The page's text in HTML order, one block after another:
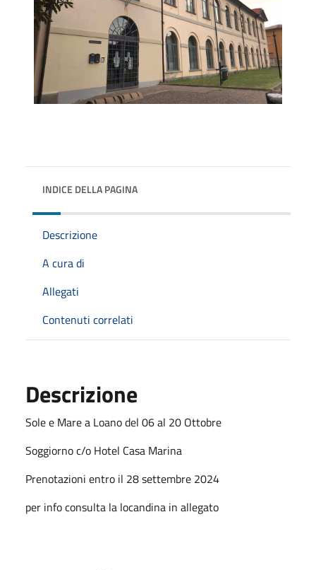
INDICE DELLA PAGINA
Descrizione
A cura di
Allegati
Contenuti correlati
Descrizione
Sole e Mare a Loano del 06 al 20 Ottobre
Soggiorno c/o Hotel Casa Marina
Prenotazioni entro il 28 settembre 2024
per info consulta la locandina in allegato